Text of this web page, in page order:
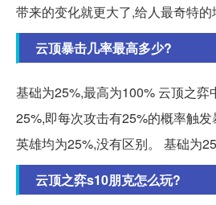
带来的变化就更大了,给人最奇特的
云顶暴击几率最高多少?
基础为25%,最高为100% 云顶之弈
25%,即每次攻击有25%的概率触
英雄均为25%,没有区别。 基础为
云顶之弈s10朋克怎么玩?